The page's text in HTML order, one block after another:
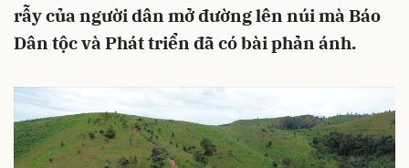
rẫy của người dân mở đường lên núi mà Báo
Dân tộc và Phát triển đã có bài phản ánh.